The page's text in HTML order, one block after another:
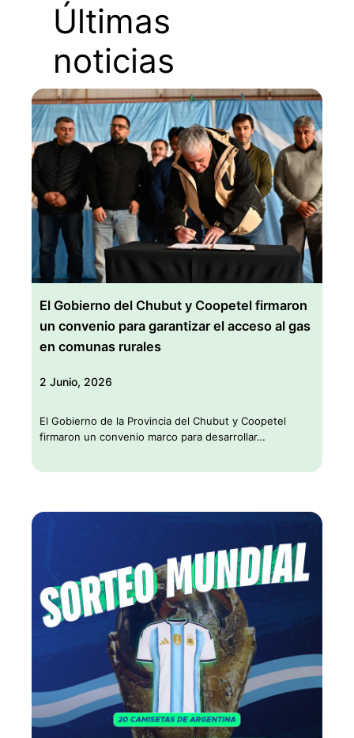
Últimas
noticias
El Gobierno del Chubut y Coopetel firmaron
un convenio para garantizar el acceso al gas
en comunas rurales
2 Junio, 2026
El Gobierno de la Provincia del Chubut y Coopetel
firmaron un convenio marco para desarrollar…